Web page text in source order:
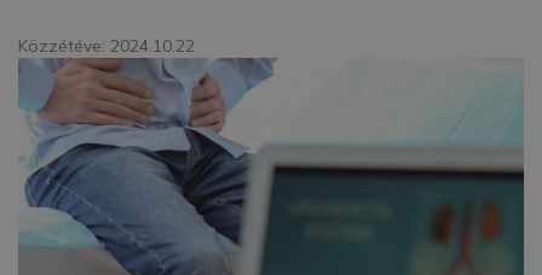
Közzétéve: 2024.10.22